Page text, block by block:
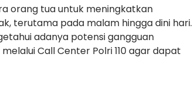
orang tua untuk meningkatkan
terutama pada malam hingga dini hari.
adanya potensi gangguan
Call Center Polri 110 agar dapat